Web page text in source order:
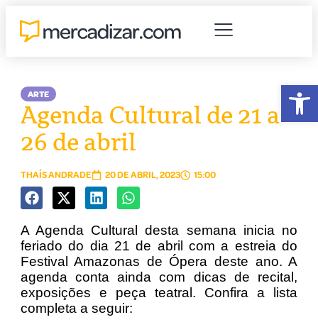
ARTE
Agenda Cultural de 21 a
26 de abril
THAÍS ANDRADE 20 DE ABRIL, 2023 15:00
A Agenda Cultural desta semana inicia no
feriado do dia 21 de abril com a estreia do
Festival Amazonas de Ópera deste ano. A
agenda conta ainda com dicas de recital,
exposições e peça teatral. Confira a lista
completa a seguir: